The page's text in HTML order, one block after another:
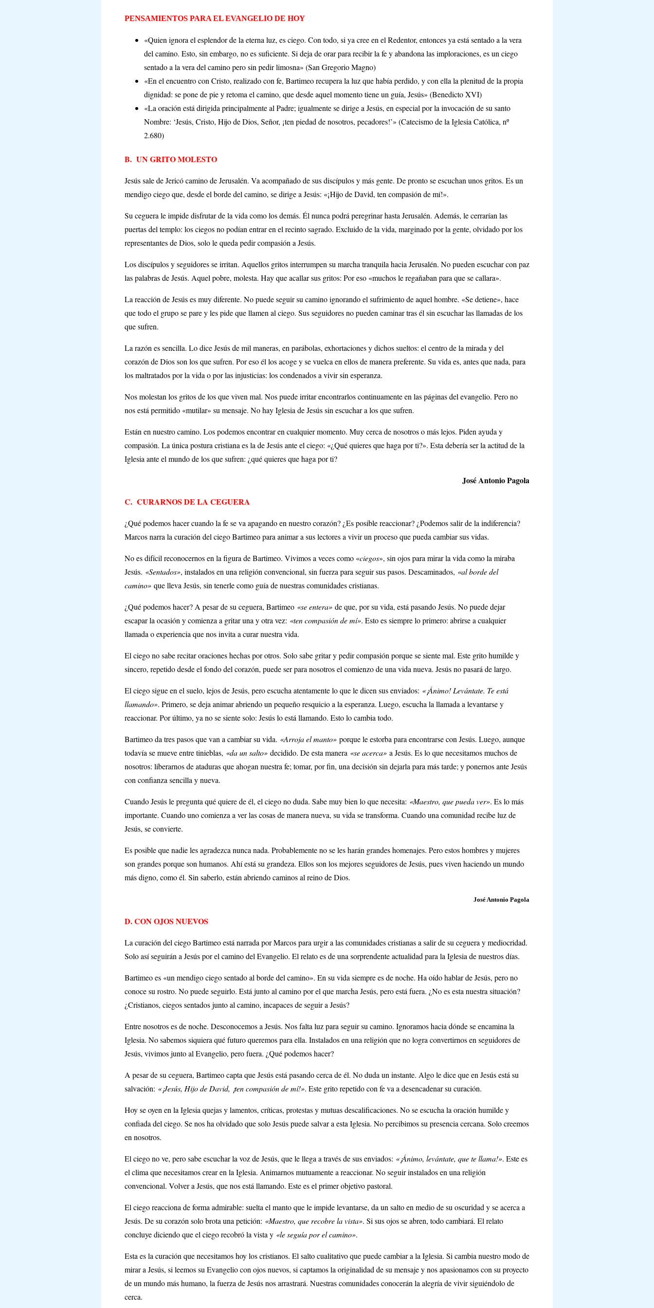
PENSAMIENTOS PARA EL EVANGELIO DE HOY
«Quien ignora el esplendor de la eterna luz, es ciego. Con todo, si ya cree en el Redentor, entonces ya está sentado a la vera
del camino. Esto, sin embargo, no es suficiente. Si deja de orar para recibir la fe y abandona las imploraciones, es un ciego
sentado a la vera del camino pero sin pedir limosna» (San Gregorio Magno)
«En el encuentro con Cristo, realizado con fe, Bartimeo recupera la luz que había perdido, y con ella la plenitud de la propia
dignidad: se pone de pie y retoma el camino, que desde aquel momento tiene un guía, Jesús» (Benedicto XVI)
«La oración está dirigida principalmente al Padre; igualmente se dirige a Jesús, en especial por la invocación de su santo
Nombre: ‘Jesús, Cristo, Hijo de Dios, Señor, ¡ten piedad de nosotros, pecadores!’» (Catecismo de la Iglesia Católica, nº
2.680)
B. UN GRITO MOLESTO
Jesús sale de Jericó camino de Jerusalén. Va acompañado de sus discípulos y más gente. De pronto se escuchan unos gritos. Es un
mendigo ciego que, desde el borde del camino, se dirige a Jesús: «¡Hijo de David, ten compasión de mí!».
Su ceguera le impide disfrutar de la vida como los demás. Él nunca podrá peregrinar hasta Jerusalén. Además, le cerrarían las
puertas del templo: los ciegos no podían entrar en el recinto sagrado. Excluido de la vida, marginado por la gente, olvidado por los
representantes de Dios, solo le queda pedir compasión a Jesús.
Los discípulos y seguidores se irritan. Aquellos gritos interrumpen su marcha tranquila hacia Jerusalén. No pueden escuchar con paz
las palabras de Jesús. Aquel pobre, molesta. Hay que acallar sus gritos: Por eso «muchos le regañaban para que se callara».
La reacción de Jesús es muy diferente. No puede seguir su camino ignorando el sufrimiento de aquel hombre. «Se detiene», hace
que todo el grupo se pare y les pide que llamen al ciego. Sus seguidores no pueden caminar tras él sin escuchar las llamadas de los
que sufren.
La razón es sencilla. Lo dice Jesús de mil maneras, en parábolas, exhortaciones y dichos sueltos: el centro de la mirada y del
corazón de Dios son los que sufren. Por eso él los acoge y se vuelca en ellos de manera preferente. Su vida es, antes que nada, para
los maltratados por la vida o por las injusticias: los condenados a vivir sin esperanza.
Nos molestan los gritos de los que viven mal. Nos puede irritar encontrarlos continuamente en las páginas del evangelio. Pero no
nos está permitido «mutilar» su mensaje. No hay Iglesia de Jesús sin escuchar a los que sufren.
Están en nuestro camino. Los podemos encontrar en cualquier momento. Muy cerca de nosotros o más lejos. Piden ayuda y
compasión. La única postura cristiana es la de Jesús ante el ciego: «¿Qué quieres que haga por ti?». Esta debería ser la actitud de la
Iglesia ante el mundo de los que sufren: ¿qué quieres que haga por ti?
José Antonio Pagola
C. CURARNOS DE LA CEGUERA
¿Qué podemos hacer cuando la fe se va apagando en nuestro corazón? ¿Es posible reaccionar? ¿Podemos salir de la indiferencia?
Marcos narra la curación del ciego Bartimeo para animar a sus lectores a vivir un proceso que pueda cambiar sus vidas.
No es difícil reconocernos en la figura de Bartimeo. Vivimos a veces como «ciegos», sin ojos para mirar la vida como la miraba
Jesús. «Sentados», instalados en una religión convencional, sin fuerza para seguir sus pasos. Descaminados, «al borde del
camino» que lleva Jesús, sin tenerle como guía de nuestras comunidades cristianas.
¿Qué podemos hacer? A pesar de su ceguera, Bartimeo «se entera» de que, por su vida, está pasando Jesús. No puede dejar
escapar la ocasión y comienza a gritar una y otra vez: «ten compasión de mí». Esto es siempre lo primero: abrirse a cualquier
llamada o experiencia que nos invita a curar nuestra vida.
El ciego no sabe recitar oraciones hechas por otros. Solo sabe gritar y pedir compasión porque se siente mal. Este grito humilde y
sincero, repetido desde el fondo del corazón, puede ser para nosotros el comienzo de una vida nueva. Jesús no pasará de largo.
El ciego sigue en el suelo, lejos de Jesús, pero escucha atentamente lo que le dicen sus enviados: «¡Ánimo! Levántate. Te está
llamando». Primero, se deja animar abriendo un pequeño resquicio a la esperanza. Luego, escucha la llamada a levantarse y
reaccionar. Por último, ya no se siente solo: Jesús lo está llamando. Esto lo cambia todo.
Bartimeo da tres pasos que van a cambiar su vida. «Arroja el manto» porque le estorba para encontrarse con Jesús. Luego, aunque
todavía se mueve entre tinieblas, «da un salto» decidido. De esta manera «se acerca» a Jesús. Es lo que necesitamos muchos de
nosotros: liberarnos de ataduras que ahogan nuestra fe; tomar, por fin, una decisión sin dejarla para más tarde; y ponernos ante Jesús
con confianza sencilla y nueva.
Cuando Jesús le pregunta qué quiere de él, el ciego no duda. Sabe muy bien lo que necesita: «Maestro, que pueda ver». Es lo más
importante. Cuando uno comienza a ver las cosas de manera nueva, su vida se transforma. Cuando una comunidad recibe luz de
Jesús, se convierte.
Es posible que nadie les agradezca nunca nada. Probablemente no se les harán grandes homenajes. Pero estos hombres y mujeres
son grandes porque son humanos. Ahí está su grandeza. Ellos son los mejores seguidores de Jesús, pues viven haciendo un mundo
más digno, como él. Sin saberlo, están abriendo caminos al reino de Dios.
José Antonio Pagola
D. CON OJOS NUEVOS
La curación del ciego Bartimeo está narrada por Marcos para urgir a las comunidades cristianas a salir de su ceguera y mediocridad.
Solo así seguirán a Jesús por el camino del Evangelio. El relato es de una sorprendente actualidad para la Iglesia de nuestros días.
Bartimeo es «un mendigo ciego sentado al borde del camino». En su vida siempre es de noche. Ha oído hablar de Jesús, pero no
conoce su rostro. No puede seguirlo. Está junto al camino por el que marcha Jesús, pero está fuera. ¿No es esta nuestra situación?
¿Cristianos, ciegos sentados junto al camino, incapaces de seguir a Jesús?
Entre nosotros es de noche. Desconocemos a Jesús. Nos falta luz para seguir su camino. Ignoramos hacia dónde se encamina la
Iglesia. No sabemos siquiera qué futuro queremos para ella. Instalados en una religión que no logra convertirnos en seguidores de
Jesús, vivimos junto al Evangelio, pero fuera. ¿Qué podemos hacer?
A pesar de su ceguera, Bartimeo capta que Jesús está pasando cerca de él. No duda un instante. Algo le dice que en Jesús está su
salvación: «¡Jesús, Hijo de David, ¡ten compasión de mí!». Este grito repetido con fe va a desencadenar su curación.
Hoy se oyen en la Iglesia quejas y lamentos, críticas, protestas y mutuas descalificaciones. No se escucha la oración humilde y
confiada del ciego. Se nos ha olvidado que solo Jesús puede salvar a esta Iglesia. No percibimos su presencia cercana. Solo creemos
en nosotros.
El ciego no ve, pero sabe escuchar la voz de Jesús, que le llega a través de sus enviados: «¡Ánimo, levántate, que te llama!». Este es
el clima que necesitamos crear en la Iglesia. Animarnos mutuamente a reaccionar. No seguir instalados en una religión
convencional. Volver a Jesús, que nos está llamando. Este es el primer objetivo pastoral.
El ciego reacciona de forma admirable: suelta el manto que le impide levantarse, da un salto en medio de su oscuridad y se acerca a
Jesús. De su corazón solo brota una petición: «Maestro, que recobre la vista». Si sus ojos se abren, todo cambiará. El relato
concluye diciendo que el ciego recobró la vista y «le seguía por el camino».
Esta es la curación que necesitamos hoy los cristianos. El salto cualitativo que puede cambiar a la Iglesia. Si cambia nuestro modo de
mirar a Jesús, si leemos su Evangelio con ojos nuevos, si captamos la originalidad de su mensaje y nos apasionamos con su proyecto
de un mundo más humano, la fuerza de Jesús nos arrastrará. Nuestras comunidades conocerán la alegría de vivir siguiéndolo de
cerca.